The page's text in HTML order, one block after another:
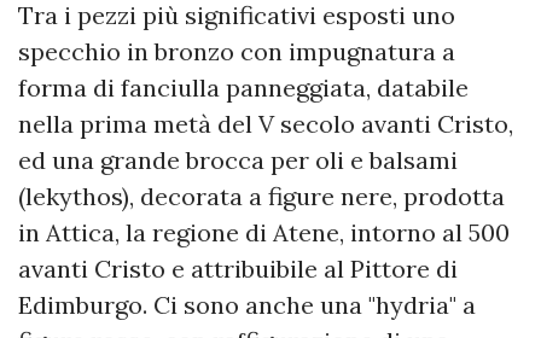
Tra i pezzi più significativi esposti uno
specchio in bronzo con impugnatura a
forma di fanciulla panneggiata, databile
nella prima metà del V secolo avanti Cristo,
ed una grande brocca per oli e balsami
(lekythos), decorata a figure nere, prodotta
in Attica, la regione di Atene, intorno al 500
avanti Cristo e attribuibile al Pittore di
Edimburgo. Ci sono anche una "hydria" a